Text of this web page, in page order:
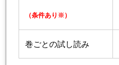
（条件あり※）
巻ごとの試し読み